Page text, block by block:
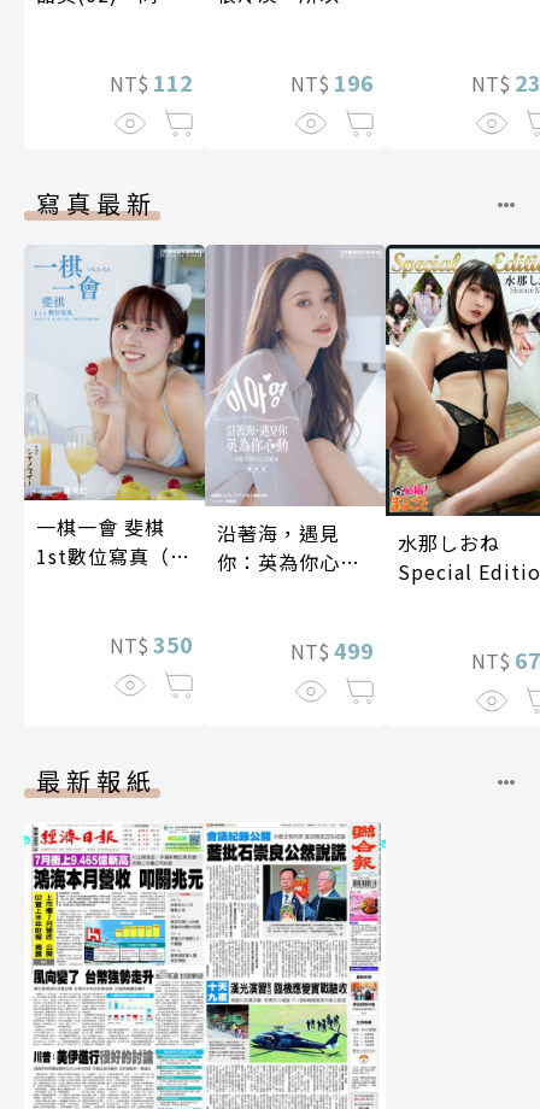
NT$ 112
NT$ 196 NT$
寫真最新
一棋一會 斐棋
1st數位寫真（含
NT$ 350
沿著海，遇見
你：英為你心動
NT$ 499
水那しおね
Special
NT$
最新報紙